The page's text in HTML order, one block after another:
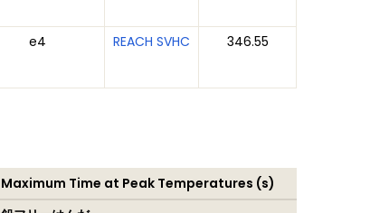
e4 REACH SVHC 346.55
Maximum Time at Peak Temperatures (s)